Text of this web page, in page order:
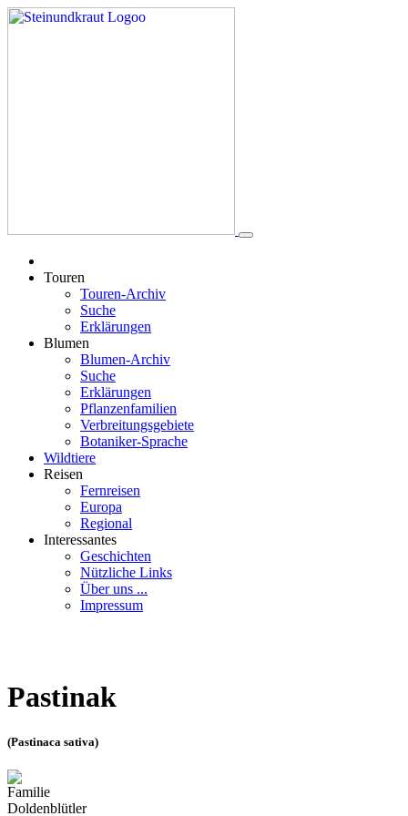
Touren
Touren-Archiv
Suche
Erklärungen
Blumen
Blumen-Archiv
Suche
Erklärungen
Pflanzenfamilien
Verbreitungsgebiete
Botaniker-Sprache
Wildtiere
Reisen
Fernreisen
Europa
Regional
Interessantes
Geschichten
Nützliche Links
Über uns ...
Impressum
Pastinak
(Pastinaca sativa)
Familie
Doldenblütler